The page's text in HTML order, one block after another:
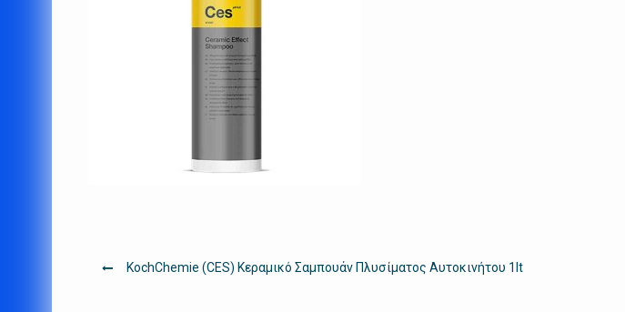
Πλοήγηση
KochChemie (CES) Κεραμικό Σαμπουάν Πλυσίματος Αυτοκινήτου 1lt